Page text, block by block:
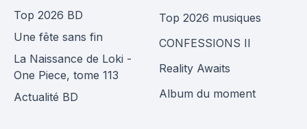
Top 2026 BD
Une fête sans fin
La Naissance de Loki -
One Piece, tome 113
Actualité BD
Top 2026 musiques
CONFESSIONS II
Reality Awaits
Album du moment